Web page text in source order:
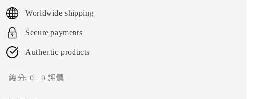
price
Worldwide shipping
Secure payments
Authentic products
總分: 0 -0 評價